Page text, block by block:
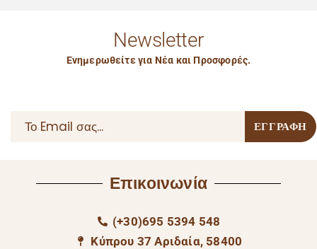
Newsletter
Ενημερωθείτε για Νέα και Προσφορές.
Επικοινωνία
(+30)695 5394 548
Κύπρου 37 Αριδαία, 58400